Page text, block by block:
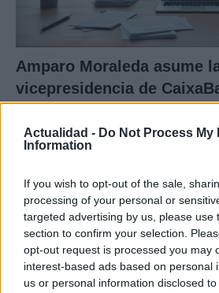
Actualidad - Do Not Process My
Information
If you wish to opt-out of the sale,
processing of your personal or
targeted advertising by us, please use
section to confirm your selection.
opt-out request is processed you may
interest-based ads based on personal
us or personal information disclosed
Amparo Moraleda asume
vicepresidencia de